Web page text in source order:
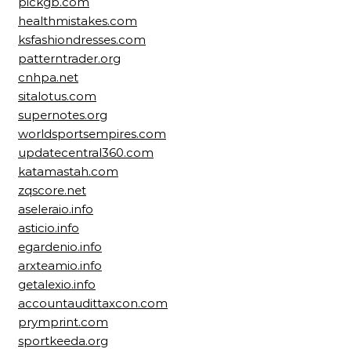
healthmistakes.com
ksfashiondresses.com
patterntrader.org
cnhpa.net
sitalotus.com
supernotes.org
worldsportsempires.com
updatecentral360.com
katamastah.com
zqscore.net
aseleraio.info
asticio.info
egardenio.info
arxteamio.info
getalexio.info
accountaudittaxcon.com
prymprint.com
sportkeeda.org